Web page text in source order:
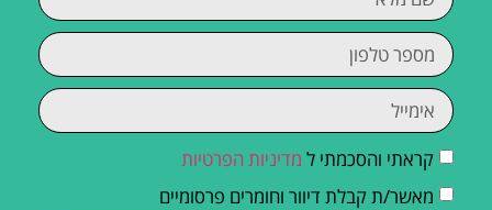
קראתי והסכמתי ל מדיניות הפרטיות
מאשר/ת קבלת דיוור וחומרים פרסומיים